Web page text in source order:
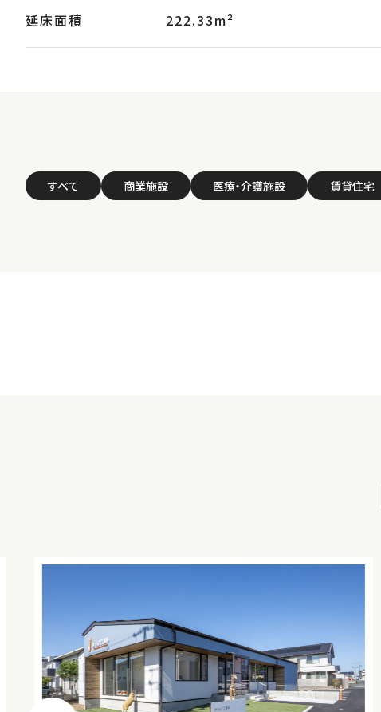
延床面積 222.33m²
すべて 商業施設 医療・介護施設 賃貸住宅